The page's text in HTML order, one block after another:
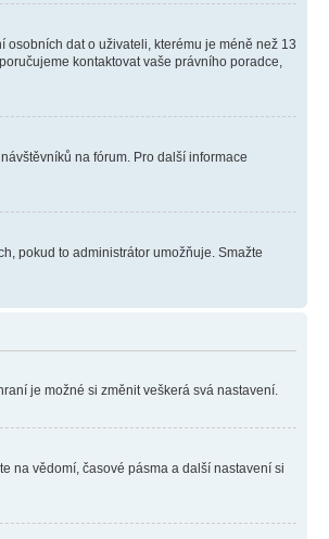
osobních dat o uživateli, kterému je méně než 13
kontaktovat vaše právního poradce,
na fórum. Pro další informace
pokud to administrátor umožňuje. Smažte
je možné si změnit veškerá svá nastavení.
na vědomí, časové pásma a další nastavení si